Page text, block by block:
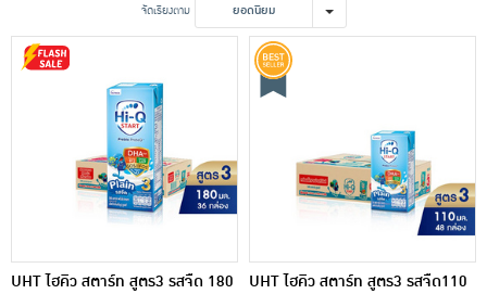
เครื่องปรุงรสและของแห้ง
ขนมขบเคี้ยว และช็อคโกแลต
อาหารสด ผัก ผลไม้และเบเกอรี่
จัดเรียงตาม ยอดนิยม
UHT ไฮคิว สตาร์ท สูตร3 รสจืด 180
UHT ไฮคิว สตาร์ท สูตร3 รสจืด110